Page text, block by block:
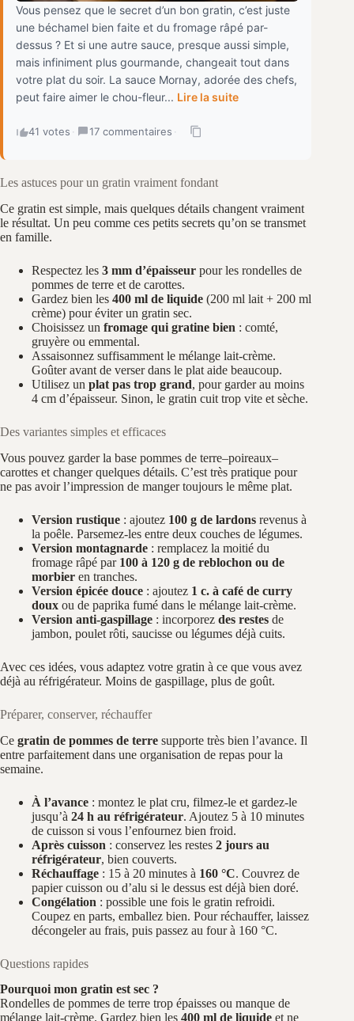
Vous pensez que le secret d’un bon gratin, c’est juste
une béchamel bien faite et du fromage râpé par-
dessus ? Et si une autre sauce, presque aussi simple,
mais infiniment plus gourmande, changeait tout dans
votre plat du soir. La sauce Mornay, adorée des chefs,
peut faire aimer le chou-fleur... Lire la suite
41 votes · 17 commentaires ·
Les astuces pour un gratin vraiment fondant
Ce gratin est simple, mais quelques détails changent vraiment
le résultat. Un peu comme ces petits secrets qu’on se transmet
en famille.
Respectez les 3 mm d’épaisseur pour les rondelles de
pommes de terre et de carottes.
Gardez bien les 400 ml de liquide (200 ml lait + 200 ml
crème) pour éviter un gratin sec.
Choisissez un fromage qui gratine bien : comté,
gruyère ou emmental.
Assaisonnez suffisamment le mélange lait-crème.
Goûter avant de verser dans le plat aide beaucoup.
Utilisez un plat pas trop grand, pour garder au moins
4 cm d’épaisseur. Sinon, le gratin cuit trop vite et sèche.
Des variantes simples et efficaces
Vous pouvez garder la base pommes de terre–poireaux–
carottes et changer quelques détails. C’est très pratique pour
ne pas avoir l’impression de manger toujours le même plat.
Version rustique : ajoutez 100 g de lardons revenus à
la poêle. Parsemez-les entre deux couches de légumes.
Version montagnarde : remplacez la moitié du
fromage râpé par 100 à 120 g de reblochon ou de
morbier en tranches.
Version épicée douce : ajoutez 1 c. à café de curry
doux ou de paprika fumé dans le mélange lait-crème.
Version anti-gaspillage : incorporez des restes de
jambon, poulet rôti, saucisse ou légumes déjà cuits.
Avec ces idées, vous adaptez votre gratin à ce que vous avez
déjà au réfrigérateur. Moins de gaspillage, plus de goût.
Préparer, conserver, réchauffer
Ce gratin de pommes de terre supporte très bien l’avance. Il
entre parfaitement dans une organisation de repas pour la
semaine.
À l’avance : montez le plat cru, filmez-le et gardez-le
jusqu’à 24 h au réfrigérateur. Ajoutez 5 à 10 minutes
de cuisson si vous l’enfournez bien froid.
Après cuisson : conservez les restes 2 jours au
réfrigérateur, bien couverts.
Réchauffage : 15 à 20 minutes à 160 °C. Couvrez de
papier cuisson ou d’alu si le dessus est déjà bien doré.
Congélation : possible une fois le gratin refroidi.
Coupez en parts, emballez bien. Pour réchauffer, laissez
décongeler au frais, puis passez au four à 160 °C.
Questions rapides
Pourquoi mon gratin est sec ?
Rondelles de pommes de terre trop épaisses ou manque de
mélange lait-crème. Gardez bien les 400 ml de liquide et ne